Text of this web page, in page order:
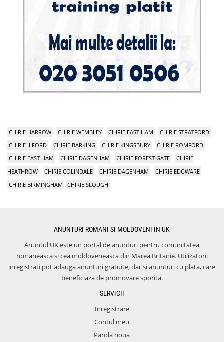
CHIRIE HARROW CHIRIE WEMBLEY CHIRIE EAST HAM
CHIRIE STRATFORD
CHIRIE ILFORD
CHIRIE BARKING CHIRIE KINGSBURY
CHIRIE ROMFORD
CHIRIE EAST HAM
CHIRIE DAGENHAM CHIRIE FOREST GATE
CHIRIE
HEATHROW
CHIRIE COLINDALE CHIRIE DAGENHAM
CHIRIE EDGWARE
CHIRIE BIRMINGHAM
CHIRIE SLOUGH
ANUNTURI ROMANI SI MOLDOVENI IN UK
Anuntul UK este un portal de anunturi pentru comunitatea
romaneasca si cea moldoveneasca din Marea Britanie. Utilizatorii
inregistrati pot adauga anunturi gratuite, dar si anunturi cu plata, care
beneficiaza de promovare sporita.
SERVICII
Inregistrare
Contul meu
Parola noua